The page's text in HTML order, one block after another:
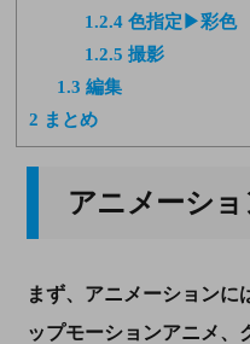
1.2.4 色指定▶彩色
1.2.5 撮影
1.3 編集
2 まとめ
アニメーシ
まず、アニメーションに
ップモーションアニメ、